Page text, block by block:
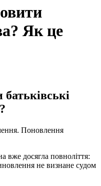
Як це
Поновлення
вже досягла повноліття:
не визнане судом